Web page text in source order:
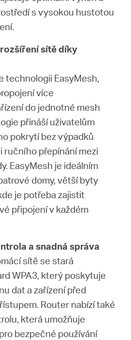
s vysokou hustotou
sítě díky
technologii EasyMesh,
více
do jednotné mesh
přináší uživatelům
pokrytí bez výpadků
ručního přepínání mezi
EasyMesh je ideálním
domy, větší byty
je potřeba zajistit
připojení v každém
a snadná správa
sítě se stará
WPA3, který poskytuje
dat a zařízení před
Router nabízí také
která umožňuje
bezpečné používání